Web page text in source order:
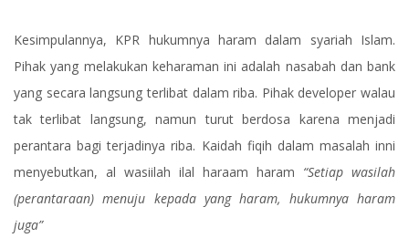
Kesimpulannya, KPR hukumnya haram dalam syariah Islam.
Pihak yang melakukan keharaman ini adalah nasabah dan bank
yang secara langsung terlibat dalam riba. Pihak developer walau
tak terlibat langsung, namun turut berdosa karena menjadi
perantara bagi terjadinya riba. Kaidah fiqih dalam masalah inni
menyebutkan, al wasiilah ilal haraam haram “Setiap wasilah
(perantaraan) menuju kepada yang haram, hukumnya haram
juga”